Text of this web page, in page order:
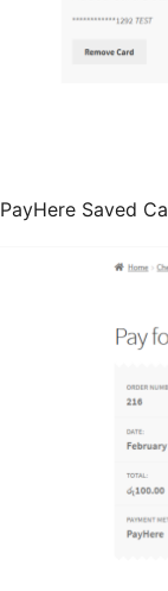
PayHere Saved